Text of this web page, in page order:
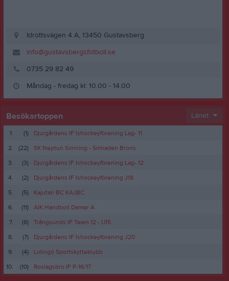
Idrottsvägen 4 A, 13450 Gustavsberg
info@gustavsbergsfotboll.se
0735 29 82 49
Måndag - fredag kl: 10.00 - 14.00
Besökartoppen Länet
1. (1)
Djurgårdens IF Ishockeyförening Lag- 11
2.
(22)
SK Neptun Simning - Simiaden Brons
3.
(3)
Djurgårdens IF Ishockeyförening Lag- 12
4.
(2)
Djurgårdens IF Ishockeyförening J18
5.
(5)
Kajutan BC KAJBC
6.
(11)
AIK Handboll Damer A
7.
(8)
Trångsunds IF Team 12 - U15
8.
(7)
Djurgårdens IF Ishockeyförening J20
9.
(4)
Lidingö Sportskytteklubb
10.
(10) Roslagsbro IF P-16/17